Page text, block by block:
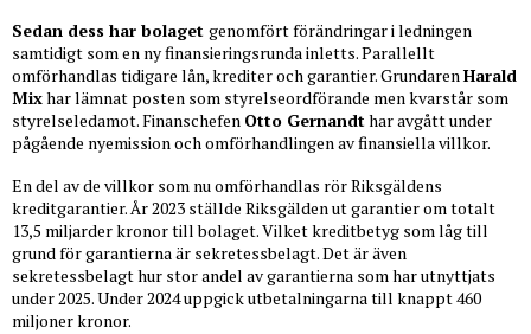
Sedan dess har bolaget genomfört förändringar i ledningen
samtidigt som en ny finansieringsrunda inletts. Parallellt
omförhandlas tidigare lån, krediter och garantier. Grundaren Harald
Mixhar lämnat posten som styrelseordförande men kvarstår som
styrelseledamot. Finanschefen Otto Gernandt har avgått under
pågående nyemission och omförhandlingen av finansiella villkor.
En del av de villkor som nu omförhandlas rör Riksgäldens
kreditgarantier. År 2023 ställde Riksgälden ut garantier om totalt
13,5 miljarder kronor till bolaget. Vilket kreditbetyg som låg till
grund för garantierna är sekretessbelagt. Det är även
sekretessbelagt hur stor andel av garantierna som har utnyttjats
under 2025. Under 2024 uppgick utbetalningarna till knappt 460
miljoner kronor.